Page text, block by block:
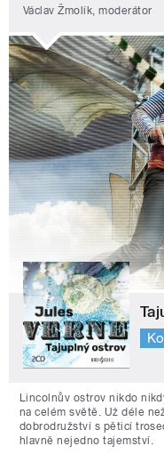
Václav Žmolík, moderátor
Lincolnův ostrov nikdo
na celém světě. Už déle
dobrodružství s pěticí
hlavně nejedno tajemství.